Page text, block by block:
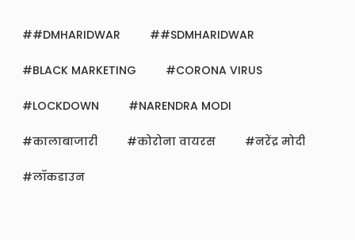
#DMHARIDWAR #SDMHARIDWAR
BLACK MARKETING CORONA VIRUS
LOCKDOWN NARENDRA MODI
कालाबाजारी कोरोना वायरस नरेंद्र मोदी
लॉकडाउन